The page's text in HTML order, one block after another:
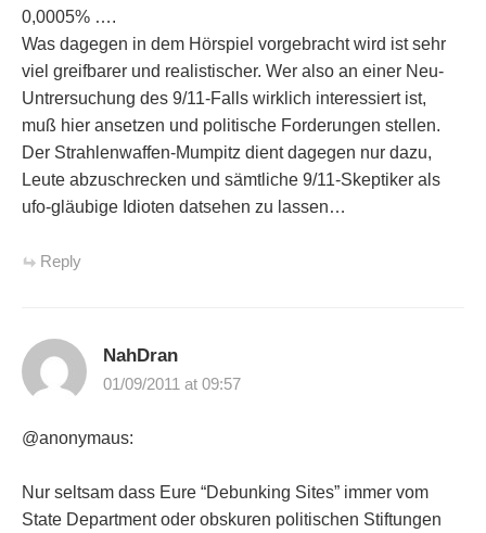
0,0005% ….
Was dagegen in dem Hörspiel vorgebracht wird ist sehr
viel greifbarer und realistischer. Wer also an einer Neu-
Untrersuchung des 9/11-Falls wirklich interessiert ist,
muß hier ansetzen und politische Forderungen stellen.
Der Strahlenwaffen-Mumpitz dient dagegen nur dazu,
Leute abzuschrecken und sämtliche 9/11-Skeptiker als
ufo-gläubige Idioten datsehen zu lassen…
Reply
NahDran
01/09/2011 at 09:57
@anonymaus:
Nur seltsam dass Eure “Debunking Sites” immer vom
State Department oder obskuren politischen Stiftungen